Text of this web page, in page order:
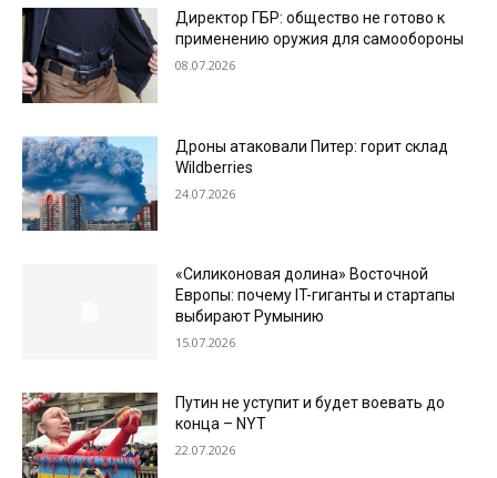
Директор ГБР: общество не готово к
применению оружия для самообороны
08.07.2026
Дроны атаковали Питер: горит склад
Wildberries
24.07.2026
«Силиконовая долина» Восточной
Европы: почему IT-гиганты и стартапы
выбирают Румынию
15.07.2026
Путин не уступит и будет воевать до
конца – NYT
22.07.2026